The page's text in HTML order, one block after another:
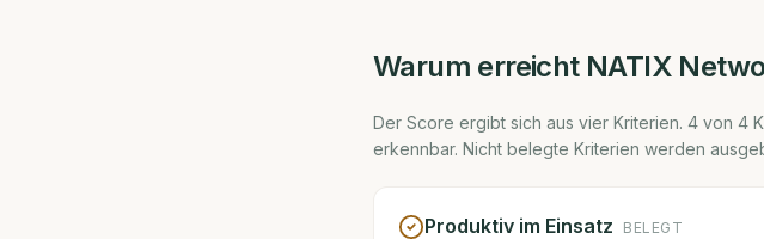
Warum erreicht NATIX
Der Score ergibt sich aus vier Kriterien. 4 von 4
erkennbar. Nicht belegte Kriterien werden
Produktiv im Einsatz BELEGT